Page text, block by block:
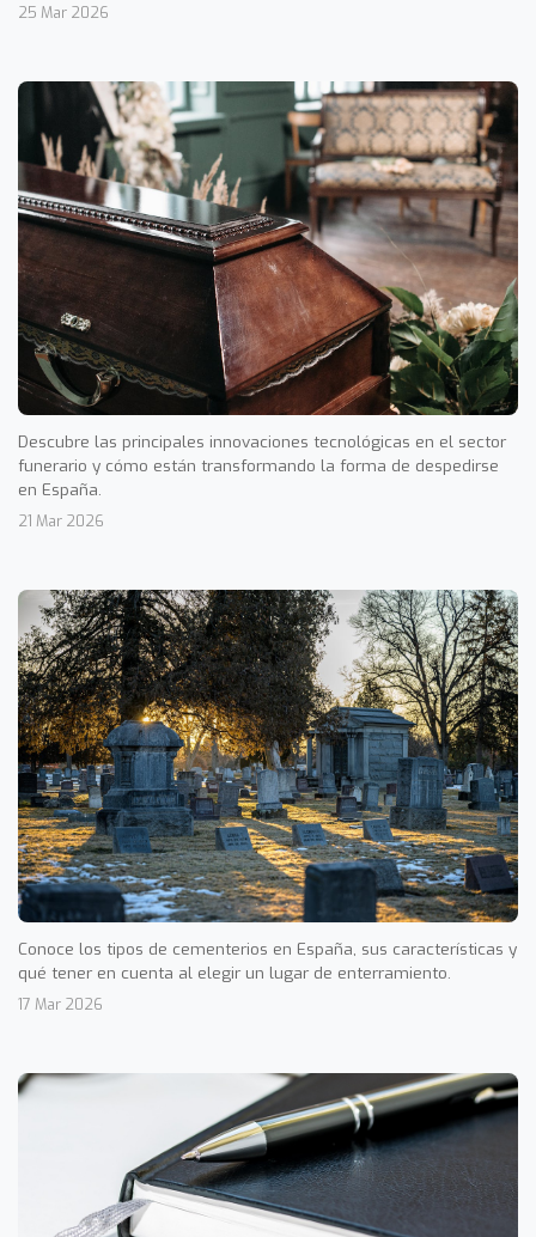
25 Mar 2026
Descubre las principales innovaciones tecnológicas en el sector
funerario y cómo están transformando la forma de despedirse
en España.
21 Mar 2026
Conoce los tipos de cementerios en España, sus características y
qué tener en cuenta al elegir un lugar de enterramiento.
17 Mar 2026